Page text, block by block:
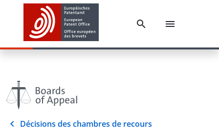
Décisions des chambres de recours